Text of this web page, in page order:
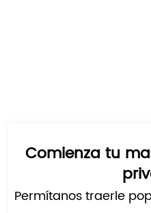
Comienza tu
Permítanos traerle